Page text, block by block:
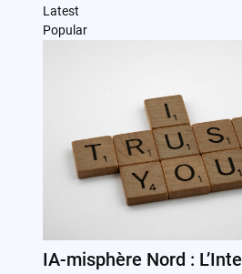
Latest
Popular
IA-misphère Nord :